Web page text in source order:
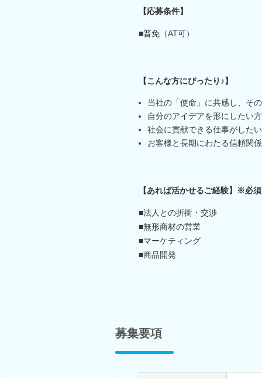
【応募条件】
■普免（AT可）
【こんな方にぴったり♪】
当社の「使命」に共感し、そ
自分のアイデアを形にしたい方
社会に貢献できる仕事がした
お客様と長期にわたる信頼関
【あれば活かせるご経験】※必
■法人との折衝・交渉
■無形商材の営業
■マーケティング
■商品開発
募集要項